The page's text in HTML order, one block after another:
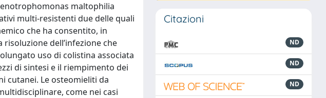
maltophilia
multi-resistenti due delle quali
che ha consentito, in
dell’infezione che
uso di colistina associata
di sintesi e il riempimento dei
cutanei. Le osteomieliti da
come nei casi
Citazioni
ND
ND
ND